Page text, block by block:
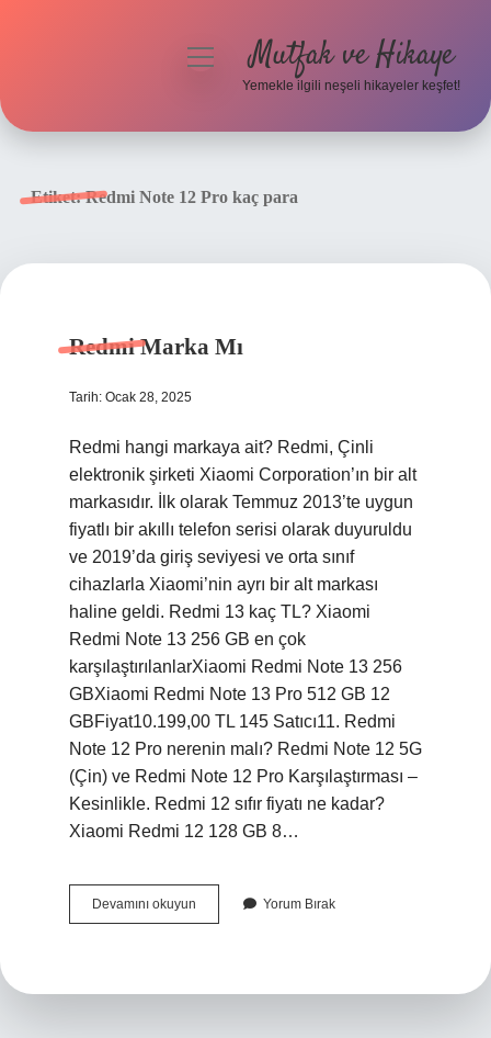
menüyüMutfak ve Hikaye
Yemekle ilgili neşeli hikayeler keşfet!
Etiket:Redmi Note 12 Pro kaç para
Redmi Marka Mı
Tarih: Ocak 28, 2025
Redmi hangi markaya ait? Redmi, Çinli
elektronik şirketi Xiaomi Corporation’ın bir alt
markasıdır. İlk olarak Temmuz 2013’te uygun
fiyatlı bir akıllı telefon serisi olarak duyuruldu
ve 2019’da giriş seviyesi ve orta sınıf
cihazlarla Xiaomi’nin ayrı bir alt markası
haline geldi. Redmi 13 kaç TL? Xiaomi
Redmi Note 13 256 GB en çok
karşılaştırılanlarXiaomi Redmi Note 13 256
GBXiaomi Redmi Note 13 Pro 512 GB 12
GBFiyat10.199,00 TL 145 Satıcı11. Redmi
Note 12 Pro nerenin malı? Redmi Note 12 5G
(Çin) ve Redmi Note 12 Pro Karşılaştırması –
Kesinlikle. Redmi 12 sıfır fiyatı ne kadar?
Xiaomi Redmi 12 128 GB 8…
Devamını okuyun
Marka
Yorum Bırak